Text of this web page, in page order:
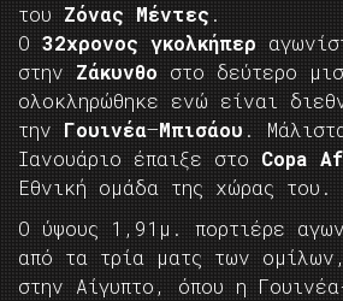
του Ζόνας Μέντες .
Ο 32χρονος γκολκήπερ
στην Ζάκυνθο στο δεύτερο
ολοκληρώθηκε ενώ είναι
την Γουινέα–Μπισάου .
Ιανουάριο έπαιξε στο Copa
Εθνική ομάδα της χώρας του.
Ο ύψους 1,91μ. πορτιέρε
από τα τρία ματς των
στην Αίγυπτο, όπου η